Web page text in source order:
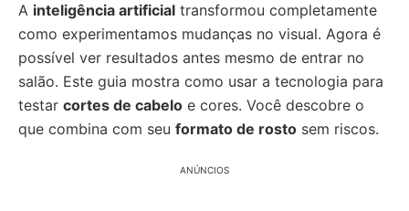
A inteligência artificial transformou completamente
como experimentamos mudanças no visual. Agora é
possível ver resultados antes mesmo de entrar no
salão. Este guia mostra como usar a tecnologia para
testar cortes de cabelo e cores. Você descobre o
que combina com seu formato de rosto sem riscos.
ANÚNCIOS